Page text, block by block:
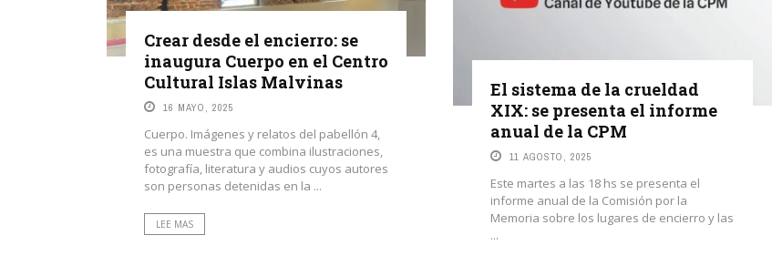
El sistema de la crueldad
XIX: se presenta el informe
anual de la CPM
11 AGOSTO, 2025
Este martes a las 18 hs se presenta el
informe anual de la Comisión por la
Memoria sobre los lugares de encierro y las
...
Crear desde el encierro: se
inaugura Cuerpo en el Centro
Cultural Islas Malvinas
16 MAYO, 2025
Cuerpo. Imágenes y relatos del pabellón 4,
es una muestra que combina ilustraciones,
fotografía, literatura y audios cuyos autores
son personas detenidas en la ...
LEE MAS